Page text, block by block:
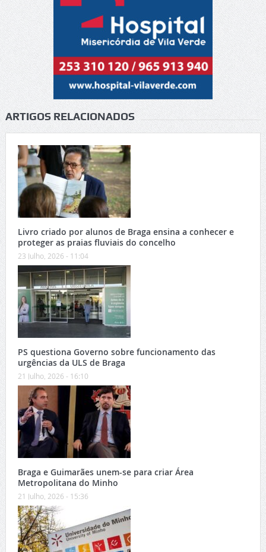
ARTIGOS RELACIONADOS
Livro criado por alunos de Braga ensina a conhecer e
proteger as praias fluviais do concelho
23 Julho, 2026 - 11:04
PS questiona Governo sobre funcionamento das
urgências da ULS de Braga
21 Julho, 2026 - 16:10
Braga e Guimarães unem-se para criar Área
Metropolitana do Minho
21 Julho, 2026 - 15:36